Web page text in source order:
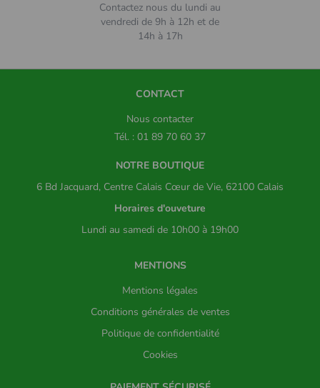
Contactez nous du lundi au
vendredi de 9h à 12h et de
14h à 17h
CONTACT
Nous contacter
Tél. : 01 89 70 60 37
NOTRE BOUTIQUE
6 Bd Jacquard, Centre Calais Cœur de Vie, 62100 Calais
Horaires d'ouveture
Lundi au samedi de 10h00 à 19h00
MENTIONS
Mentions légales
Conditions générales de ventes
Politique de confidentialité
Cookies